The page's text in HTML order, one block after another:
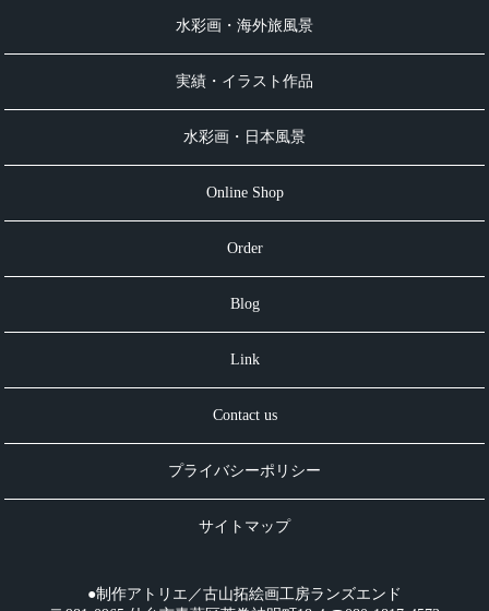
水彩画・海外旅風景
実績・イラスト作品
水彩画・日本風景
Online Shop
Order
Blog
Link
Contact us
プライバシーポリシー
サイトマップ
●制作アトリエ／古山拓絵画工房ランズエンド